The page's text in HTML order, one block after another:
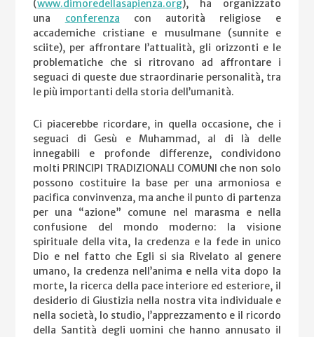
(www.dimoredellasapienza.org), ha organizzato
una conferenza con autorità religiose e
accademiche cristiane e musulmane (sunnite e
sciite), per affrontare l’attualità, gli orizzonti e le
problematiche che si ritrovano ad affrontare i
seguaci di queste due straordinarie personalità, tra
le più importanti della storia dell’umanità.
Ci piacerebbe ricordare, in quella occasione, che i
seguaci di Gesù e Muhammad, al di là delle
innegabili e profonde differenze, condividono
molti PRINCIPI TRADIZIONALI COMUNI che non solo
possono costituire la base per una armoniosa e
pacifica convinvenza, ma anche il punto di partenza
per una “azione” comune nel marasma e nella
confusione del mondo moderno: la visione
spirituale della vita, la credenza e la fede in unico
Dio e nel fatto che Egli si sia Rivelato al genere
umano, la credenza nell’anima e nella vita dopo la
morte, la ricerca della pace interiore ed esteriore, il
desiderio di Giustizia nella nostra vita individuale e
nella società, lo studio, l’apprezzamento e il ricordo
della Santità degli uomini che hanno annusato il